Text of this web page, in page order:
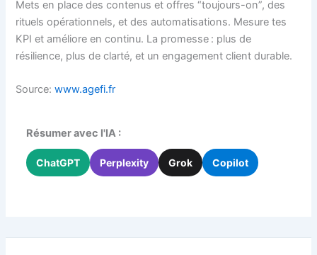
Mets en place des contenus et offres “toujours-on”, des
rituels opérationnels, et des automatisations. Mesure tes
KPI et améliore en continu. La promesse : plus de
résilience, plus de clarté, et un engagement client durable.
Source:www.agefi.fr
Résumer avec l'IA :
ChatGPT Perplexity Grok Copilot